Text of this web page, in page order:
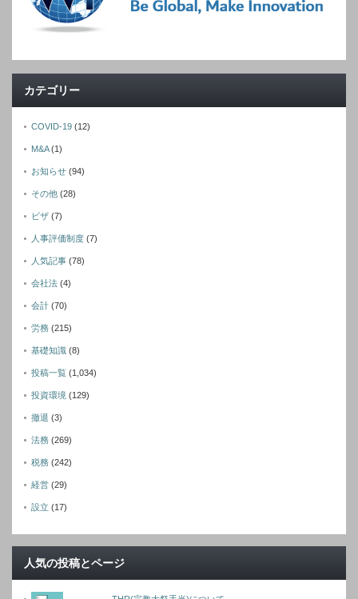
カテゴリー
COVID-19 (12)
M&A(1)
お知らせ (94)
その他 (28)
ビザ (7)
人事評価制度 (7)
人気記事 (78)
会社法 (4)
会計 (70)
労務 (215)
基礎知識 (8)
投稿一覧 (1,034)
投資環境 (129)
撤退 (3)
法務 (269)
税務 (242)
経営 (29)
設立 (17)
人気の投稿とページ